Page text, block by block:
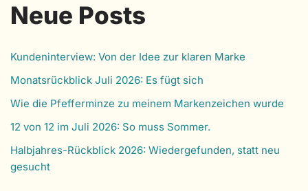
Neue Posts
Kundeninterview: Von der Idee zur klaren Marke
Monatsrückblick Juli 2026: Es fügt sich
Wie die Pfefferminze zu meinem Markenzeichen wurde
12 von 12 im Juli 2026: So muss Sommer.
Halbjahres-Rückblick 2026: Wiedergefunden, statt neu
gesucht